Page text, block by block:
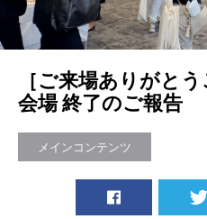
［ご来場ありがと
会場 終了のご報告
メインコンテンツ